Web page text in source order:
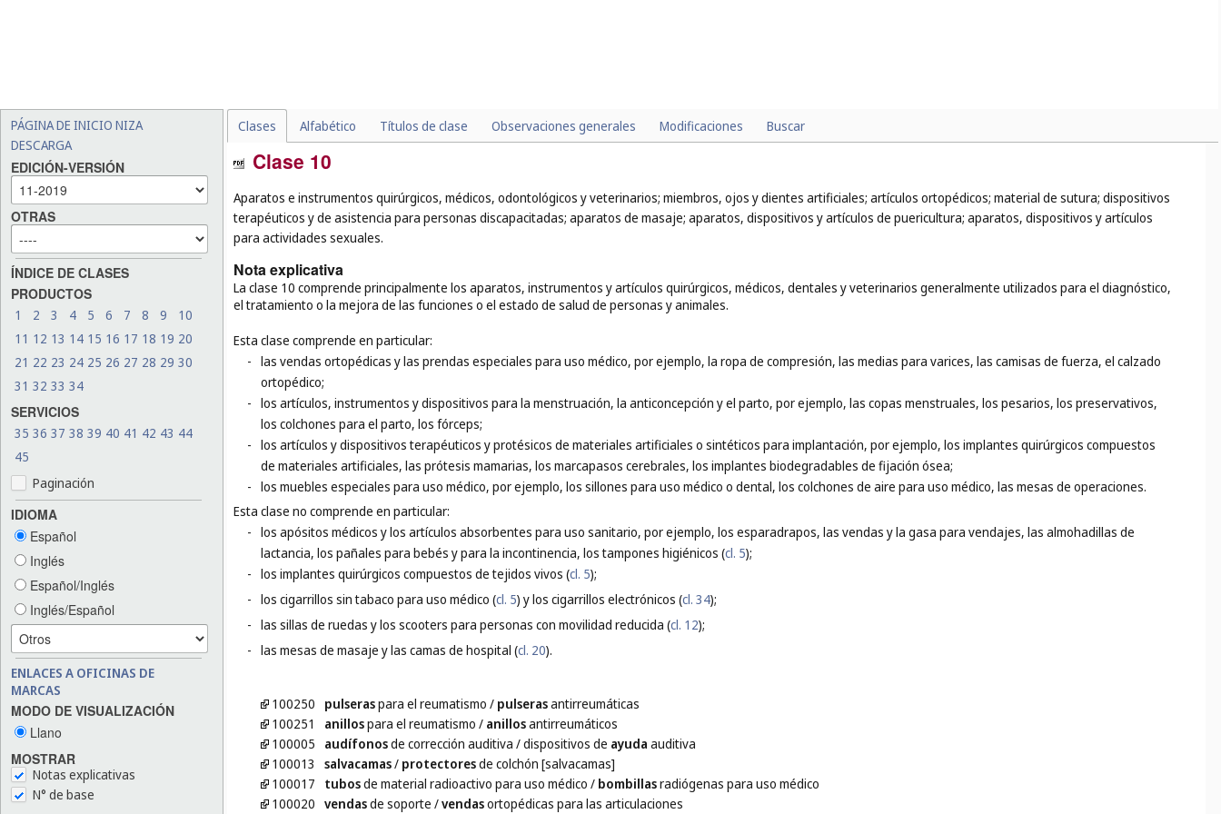
PÁGINA DE INICIO NIZA
DESCARGA
EDICIÓN-VERSIÓN
OTRAS
ÍNDICE DE CLASES
PRODUCTOS
1 2 3 4 5 6 7 8 9
10
11 12 13 14 15 16 17 18 19 20
21 22 23 24 25 26 27 28 29 30
31 32 33 34
SERVICIOS
35 36 37 38 39 40 41 42 43 44
45
Paginación
IDIOMA
Español
Inglés
Español/Inglés
Inglés/Español
ENLACES A OFICINAS DE
MARCAS
MODO DE VISUALIZACIÓN
Llano
MOSTRAR
Notas explicativas
N° de base
Clases Alfabético Títulos de clase Observaciones generales Modificaciones Buscar
Clase 10
Aparatos e instrumentos quirúrgicos, médicos, odontológicos y veterinarios; miembros, ojos y dientes artificiales; artículos ortopédicos; material de sutura; dispositivos
terapéuticos y de asistencia para personas discapacitadas; aparatos de masaje; aparatos, dispositivos y artículos de puericultura; aparatos, dispositivos y artículos
para actividades sexuales.
Nota explicativa
La clase 10 comprende principalmente los aparatos, instrumentos y artículos quirúrgicos, médicos, dentales y veterinarios generalmente utilizados para el diagnóstico,
el tratamiento o la mejora de las funciones o el estado de salud de personas y animales.
Esta clase comprende en particular:
- las vendas ortopédicas y las prendas especiales para uso médico, por ejemplo, la ropa de compresión, las medias para varices, las camisas de fuerza, el calzado
ortopédico;
- los artículos, instrumentos y dispositivos para la menstruación, la anticoncepción y el parto, por ejemplo, las copas menstruales, los pesarios, los preservativos,
los colchones para el parto, los fórceps;
- los artículos y dispositivos terapéuticos y protésicos de materiales artificiales o sintéticos para implantación, por ejemplo, los implantes quirúrgicos compuestos
de materiales artificiales, las prótesis mamarias, los marcapasos cerebrales, los implantes biodegradables de fijación ósea;
- los muebles especiales para uso médico, por ejemplo, los sillones para uso médico o dental, los colchones de aire para uso médico, las mesas de operaciones.
Esta clase no comprende en particular:
- los apósitos médicos y los artículos absorbentes para uso sanitario, por ejemplo, los esparadrapos, las vendas y la gasa para vendajes, las almohadillas de
lactancia, los pañales para bebés y para la incontinencia, los tampones higiénicos (cl. 5);
- los implantes quirúrgicos compuestos de tejidos vivos (cl. 5);
- los cigarrillos sin tabaco para uso médico (cl. 5) y los cigarrillos electrónicos (cl. 34);
- las sillas de ruedas y los scooters para personas con movilidad reducida (cl. 12);
- las mesas de masaje y las camas de hospital (cl. 20).
100250 pulseraspara el reumatismo / pulserasantirreumáticas
100251
anillospara el reumatismo / anillosantirreumáticos
100005
audífonosde corrección auditiva / dispositivos de ayuda auditiva
100013
salvacamas/ protectoresde colchón [salvacamas]
100017
tubosde material radioactivo para uso médico / bombillasradiógenas para uso médico
100020 vendasde soporte /vendasortopédicas para las articulaciones